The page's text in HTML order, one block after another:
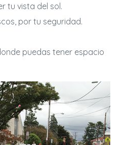
tu vista del sol.
por tu seguridad.
puedas tener espacio